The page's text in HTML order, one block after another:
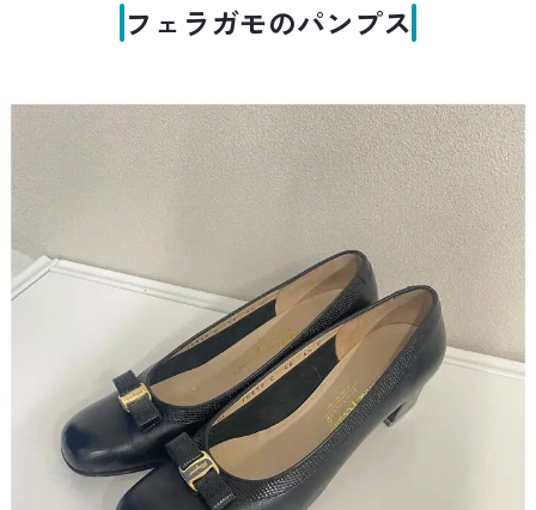
フェラガモのパンプス